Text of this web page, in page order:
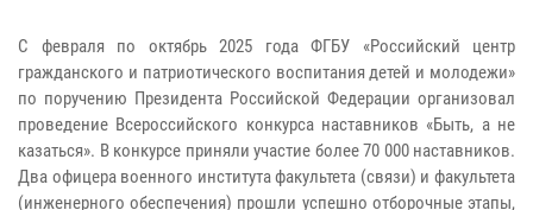
С февраля по октябрь 2025 года ФГБУ «Российский центр
гражданского и патриотического воспитания детей и молодежи»
по поручению Президента Российской Федерации организовал
проведение Всероссийского конкурса наставников «Быть, а не
казаться». В конкурсе приняли участие более 70 000 наставников.
Два офицера военного института факультета (связи) и факультета
(инженерного обеспечения) прошли успешно отборочные этапы,